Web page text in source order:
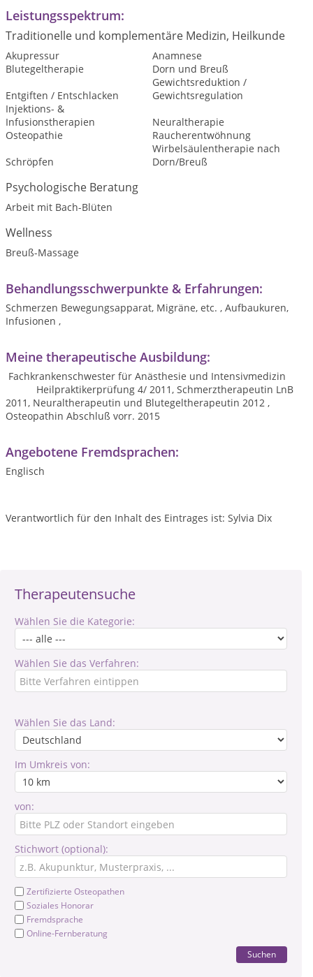
Therapeutensuche
Wählen Sie die Kategorie:
Wählen Sie das Verfahren:
Wählen Sie das Land:
Im Umkreis von:
von:
Stichwort (optional):
Zertifizierte Osteopathen
Soziales Honorar
Fremdsprache
Online-Fernberatung
Suchen
Leistungsspektrum:
Traditionelle und komplementäre Medizin, Heilkunde
Akupressur
Anamnese
Blutegeltherapie
Dorn und Breuß
Entgiften / Entschlacken
Gewichtsreduktion /
Gewichtsregulation
Injektions- &
Infusionstherapien
Neuraltherapie
Osteopathie
Raucherentwöhnung
Schröpfen
Wirbelsäulentherapie nach
Dorn/Breuß
Psychologische Beratung
Arbeit mit Bach-Blüten
Wellness
Breuß-Massage
Behandlungsschwerpunkte & Erfahrungen:
Schmerzen Bewegungsapparat, Migräne, etc. , Aufbaukuren,
Infusionen ,
Meine therapeutische Ausbildung:
Fachkrankenschwester für Anästhesie und Intensivmedizin
Heilpraktikerprüfung 4/ 2011, Schmerztherapeutin LnB
2011, Neuraltherapeutin und Blutegeltherapeutin 2012 ,
Osteopathin Abschluß vorr. 2015
Angebotene Fremdsprachen:
Englisch
Verantwortlich für den Inhalt des Eintrages ist: Sylvia Dix